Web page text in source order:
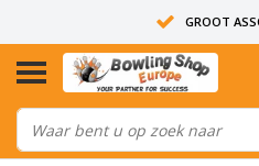
GROOT
14 DAGEN
ALLE